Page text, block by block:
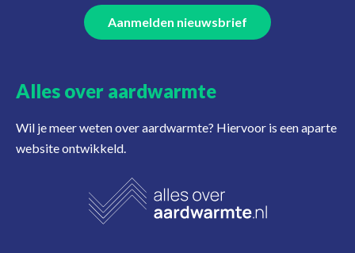
Aanmelden nieuwsbrief
Alles over aardwarmte
Wil je meer weten over aardwarmte? Hiervoor is een aparte
website ontwikkeld.